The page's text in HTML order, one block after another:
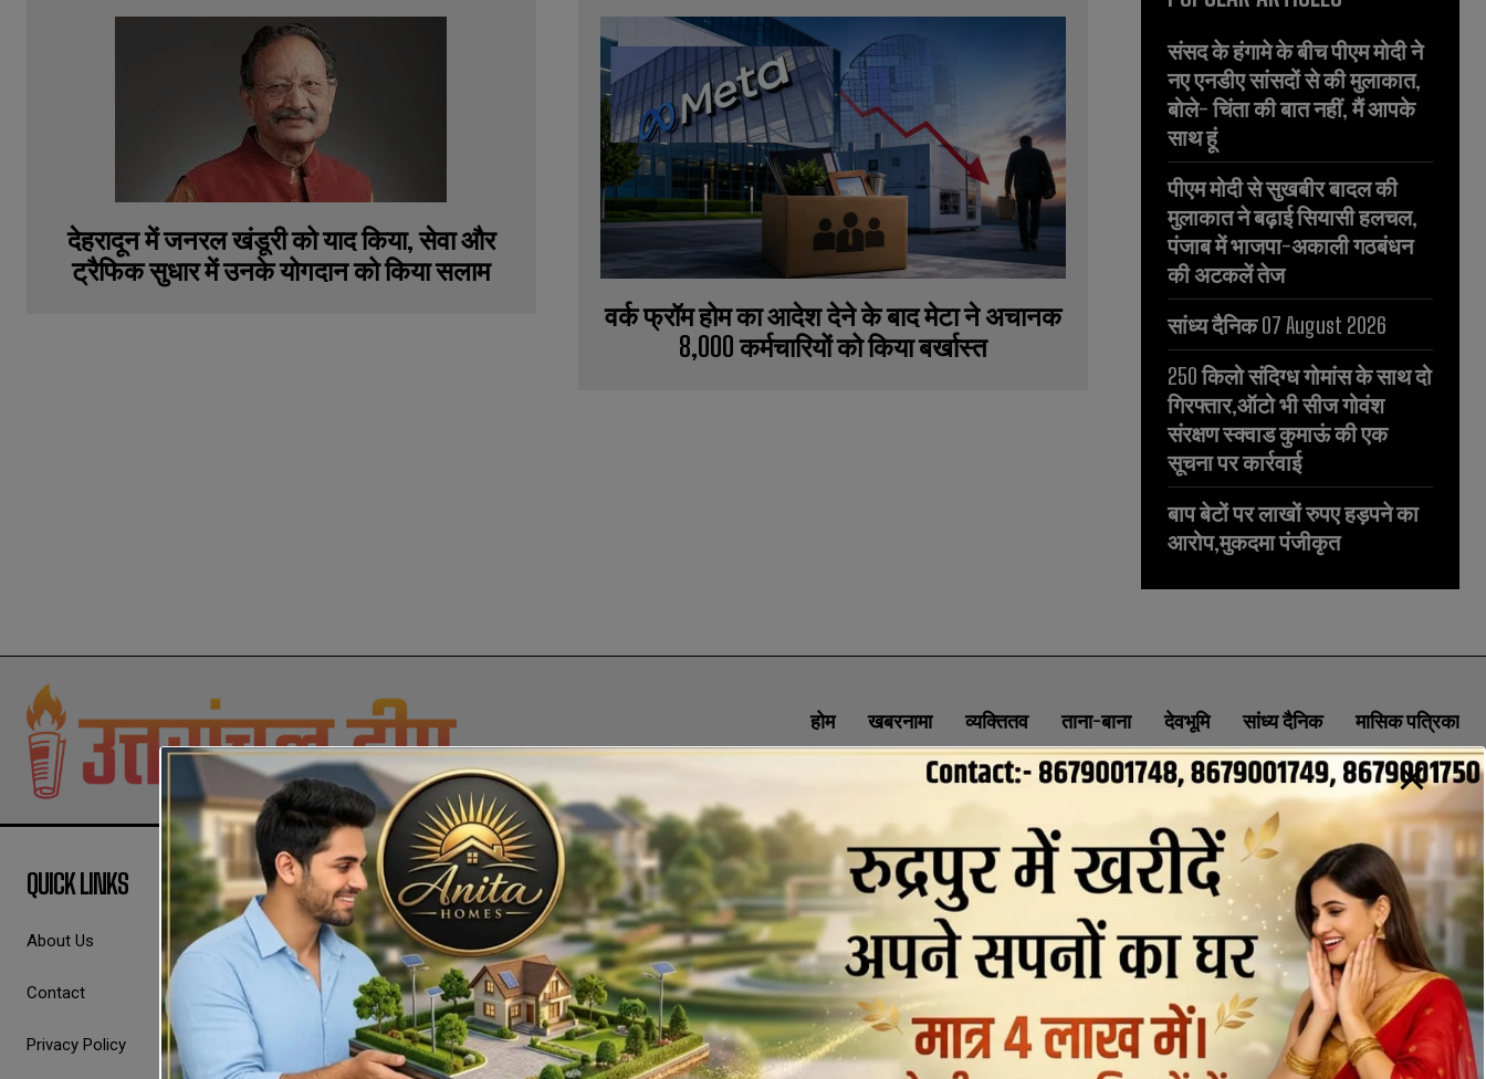
देहरादून में जनरल खंडूरी को याद किया, सेवा और
ट्रैफिक सुधार में उनके योगदान को किया सलाम
वर्क फ्रॉम होम का आदेश देने के बाद मेटा ने अचानक
8,000 कर्मचारियों को किया बर्खास्त
संसद के हंगामे के बीच पीएम मोदी ने
नए एनडीए सांसदों से की मुलाकात,
बोले- चिंता की बात नहीं, मैं आपके
साथ हूं
पीएम मोदी से सुखबीर बादल की
मुलाकात ने बढ़ाई सियासी हलचल,
पंजाब में भाजपा-अकाली गठबंधन
की अटकलें तेज
सांध्य दैनिक 07 August 2026
250 किलो संदिग्ध गोमांस के साथ दो
गिरफ्तार,ऑटो भी सीज गोवंश
संरक्षण स्क्वाड कुमाऊं की एक
सूचना पर कार्रवाई
बाप बेटों पर लाखों रुपए हड़पने का
आरोप,मुकदमा पंजीकृत
होम खबरनामा व्यक्तितव ताना-बाना देवभूमि सांध्य दैनिक मासिक पत्रिका
ABOUT CONTACT PRIVACY POLICY NEWSLETTER
QUICK LINKS
About Us
Contact
Privacy Policy
SOCIAL MEDIA CONTACT INFORMATION
uttaranchaldeep.news@gmail.com